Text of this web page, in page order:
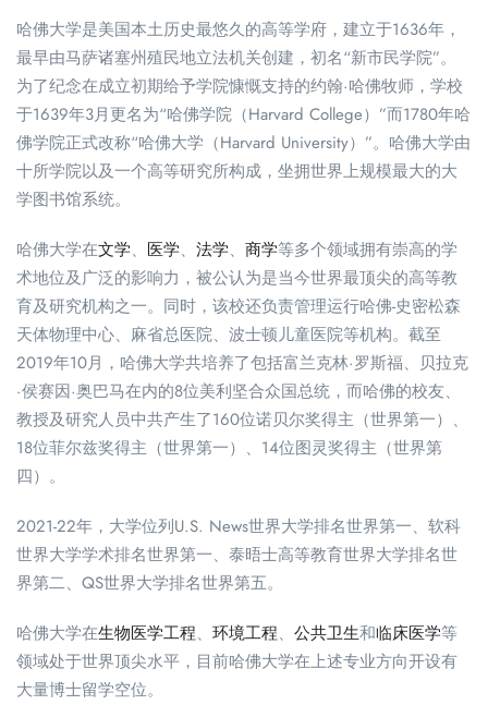
哈佛大学是美国本土历史最悠久的高等学府，建立于1636年，
最早由马萨诸塞州殖民地立法机关创建，初名“新市民学院”。
为了纪念在成立初期给予学院慷慨支持的约翰·哈佛牧师，学校
于1639年3月更名为“哈佛学院（Harvard College）”而1780年哈
佛学院正式改称“哈佛大学（Harvard University）”。哈佛大学由
十所学院以及一个高等研究所构成，坐拥世界上规模最大的大
学图书馆系统。
哈佛大学在文学、 医学、 法学、 商学等多个领域拥有崇高的学
术地位及广泛的影响力，被公认为是当今世界最顶尖的高等教
育及研究机构之一。同时，该校还负责管理运行哈佛-史密松森
天体物理中心、麻省总医院、波士顿儿童医院等机构。截至
2019年10月，哈佛大学共培养了包括富兰克林·罗斯福、贝拉克
·侯赛因·奥巴马在内的8位美利坚合众国总统，而哈佛的校友、
教授及研究人员中共产生了160位诺贝尔奖得主（世界第一）、
18位菲尔兹奖得主（世界第一）、14位图灵奖得主（世界第
四）。
2021-22年，大学位列U.S. News世界大学排名世界第一、软科
世界大学学术排名世界第一、泰晤士高等教育世界大学排名世
界第二、QS世界大学排名世界第五。
哈佛大学在生物医学工程、 环境工程、 公共卫生和临床医学等
领域处于世界顶尖水平，目前哈佛大学在上述专业方向开设有
大量博士留学空位。